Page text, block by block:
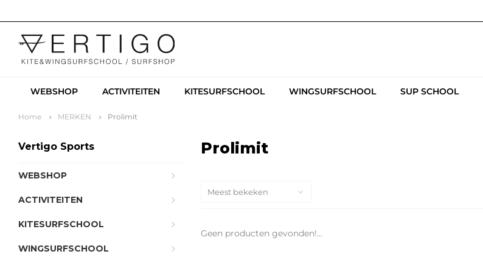
WEBSHOP ACTIVITEITEN KITESURFSCHOOL WINGSURFSCHOOL SUP SCHOOL
Home MERKEN Prolimit
Vertigo Sports
WEBSHOP
ACTIVITEITEN
KITESURFSCHOOL
WINGSURFSCHOOL
Prolimit
Meest bekeken
Geen producten gevonden!...